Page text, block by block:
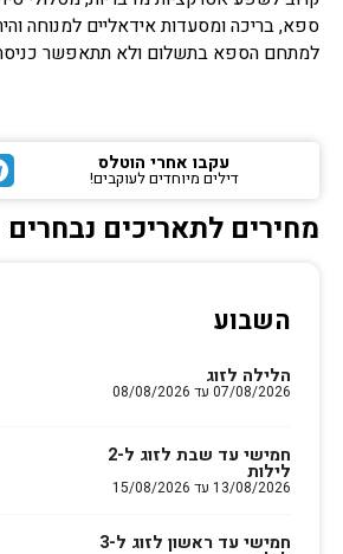
ספא, בריכה ומסעדות אידאליים למנוחה
למתחם הספא בתשלום ולא תתאפשר
עקבו אחרי הוטלס
דילים מיוחדים לעוקבים!
מחירים לתאריכים נבחרים
השבוע
הלילה לזוג
07/08/2026 עד 08/08/2026
חמישי עד שבת לזוג ל-2
לילות
13/08/2026 עד 15/08/2026
חמישי עד ראשון לזוג ל-3